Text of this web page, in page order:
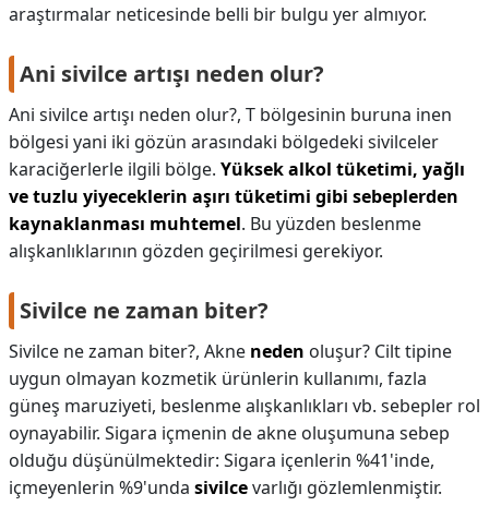
araştırmalar neticesinde belli bir bulgu yer almıyor.
Ani sivilce artışı neden olur?
Ani sivilce artışı neden olur?, T bölgesinin buruna inen
bölgesi yani iki gözün arasındaki bölgedeki sivilceler
karaciğerlerle ilgili bölge. Yüksek alkol tüketimi, yağlı
ve tuzlu yiyeceklerin aşırı tüketimi gibi sebeplerden
kaynaklanması muhtemel. Bu yüzden beslenme
alışkanlıklarının gözden geçirilmesi gerekiyor.
Sivilce ne zaman biter?
Sivilce ne zaman biter?, Akne neden oluşur? Cilt tipine
uygun olmayan kozmetik ürünlerin kullanımı, fazla
güneş maruziyeti, beslenme alışkanlıkları vb. sebepler rol
oynayabilir. Sigara içmenin de akne oluşumuna sebep
olduğu düşünülmektedir: Sigara içenlerin %41'inde,
içmeyenlerin %9'unda sivilcevarlığı gözlemlenmiştir.